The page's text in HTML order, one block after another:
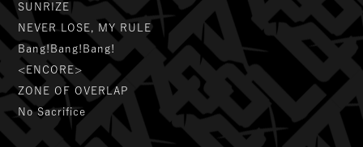
SUNRIZE
NEVER LOSE, MY RULE
Bang!Bang!Bang!
<ENCORE>
ZONE OF OVERLAP
No Sacrifice